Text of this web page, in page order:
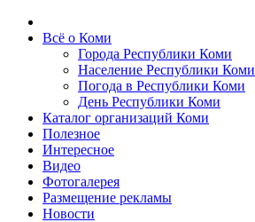
Всё о Коми
Города Республики Коми
Население Республики Коми
Погода в Республики Коми
День Республики Коми
Каталог организаций Коми
Полезное
Интересное
Видео
Фотогалерея
Размещение рекламы
Новости